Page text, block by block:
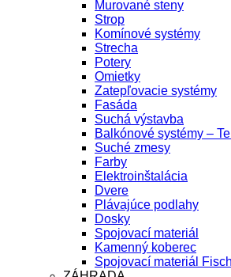
Murované steny
Strop
Komínové systémy
Strecha
Potery
Omietky
Zatepľovacie systémy
Fasáda
Suchá výstavba
Balkónové systémy –
Suché zmesy
Farby
Elektroinštalácia
Dvere
Plávajúce podlahy
Dosky
Spojovací materiál
Kamenný koberec
Spojovací materiál